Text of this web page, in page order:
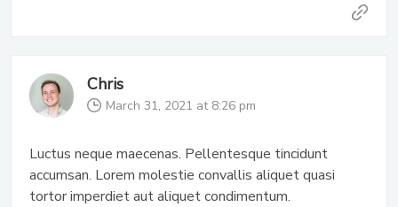
Chris
March 31, 2021 at 8:26 pm
Luctus neque maecenas. Pellentesque tincidunt
accumsan. Lorem molestie convallis aliquet quasi
tortor imperdiet aut aliquet condimentum.